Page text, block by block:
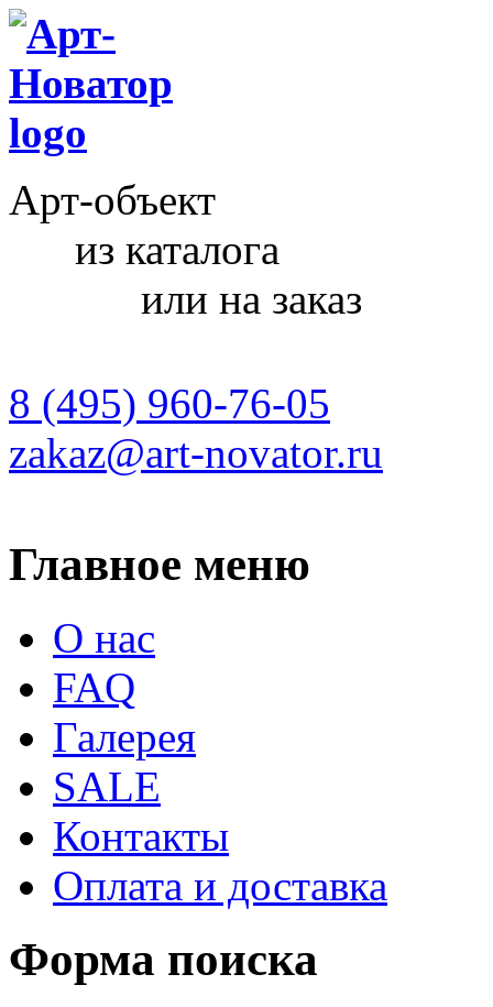
Арт-объект
из каталога
или на заказ
8 (495) 960-76-05
zakaz@art-novator.ru
Главное меню
О нас
FAQ
Галерея
SALE
Контакты
Оплата и доставка
Форма поиска